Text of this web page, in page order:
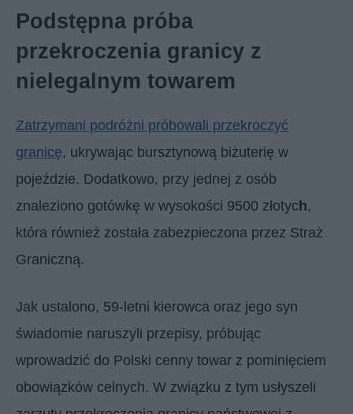
Podstępna próba
przekroczenia granicy z
nielegalnym towarem
Zatrzymani podróżni próbowali przekroczyć
granicę, ukrywając bursztynową biżuterię w
pojeździe. Dodatkowo, przy jednej z osób
znaleziono gotówkę w wysokości 9500 złotych,
która również została zabezpieczona przez Straż
Graniczną.
Jak ustalono, 59-letni kierowca oraz jego syn
świadomie naruszyli przepisy, próbując
wprowadzić do Polski cenny towar z pominięciem
obowiązków celnych. W związku z tym usłyszeli